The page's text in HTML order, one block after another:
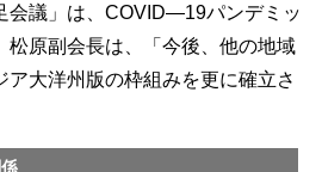
会議」は、COVID―19パンデミッ
松原副会長は、「今後、他の地域
大洋州版の枠組みを更に確立さ